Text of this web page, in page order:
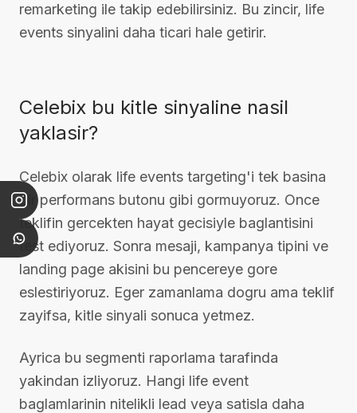
remarketing ile takip edebilirsiniz. Bu zincir, life
events sinyalini daha ticari hale getirir.
Celebix bu kitle sinyaline nasil
yaklasir?
Celebix olarak life events targeting'i tek basina
bir performans butonu gibi gormuyoruz. Once
teklifin gercekten hayat gecisiyle baglantisini
test ediyoruz. Sonra mesaji, kampanya tipini ve
landing page akisini bu pencereye gore
eslestiriyoruz. Eger zamanlama dogru ama teklif
zayifsa, kitle sinyali sonuca yetmez.
Ayrica bu segmenti raporlama tarafinda
yakindan izliyoruz. Hangi life event
baglamlarinin nitelikli lead veya satisla daha